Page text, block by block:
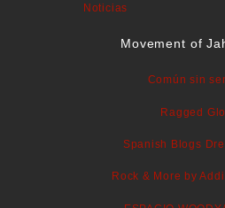
Noticias
Movement of
Común sin
Ragged
Spanish Blogs
Rock & More by